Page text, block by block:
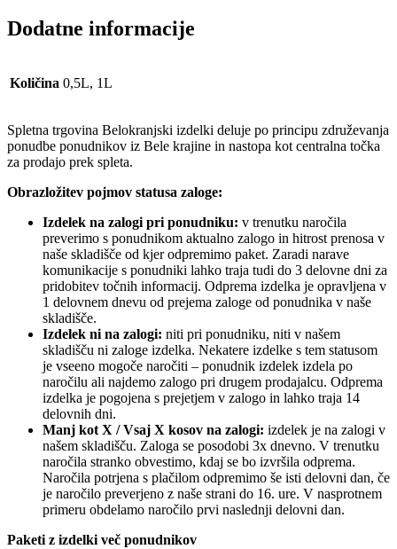
Dodatne informacije
Količina 0,5L, 1L
Spletna trgovina Belokranjski izdelki deluje po principu združevanja
ponudbe ponudnikov iz Bele krajine in nastopa kot centralna točka
za prodajo prek spleta.
Obrazložitev pojmov statusa zaloge:
Izdelek na zalogi pri ponudniku: v trenutku naročila
preverimo s ponudnikom aktualno zalogo in hitrost prenosa v
naše skladišče od kjer odpremimo paket. Zaradi narave
komunikacije s ponudniki lahko traja tudi do 3 delovne dni za
pridobitev točnih informacij. Odprema izdelka je opravljena v
1 delovnem dnevu od prejema zaloge od ponudnika v naše
skladišče.
Izdelek ni na zalogi: niti pri ponudniku, niti v našem
skladišču ni zaloge izdelka. Nekatere izdelke s tem statusom
je vseeno mogoče naročiti – ponudnik izdelek izdela po
naročilu ali najdemo zalogo pri drugem prodajalcu. Odprema
izdelka je pogojena s prejetjem v zalogo in lahko traja 14
delovnih dni.
Manj kot X / Vsaj X kosov na zalogi: izdelek je na zalogi v
našem skladišču. Zaloga se posodobi 3x dnevno. V trenutku
naročila stranko obvestimo, kdaj se bo izvršila odprema.
Naročila potrjena s plačilom odpremimo še isti delovni dan, če
je naročilo preverjeno z naše strani do 16. ure. V nasprotnem
primeru obdelamo naročilo prvi naslednji delovni dan.
Paketi z izdelki več ponudnikov